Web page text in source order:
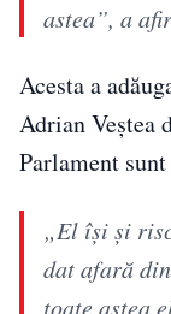
astea”, a
Acesta a
Adrian Veștea
Parlament sunt
„El își și
dat afară
toate astea